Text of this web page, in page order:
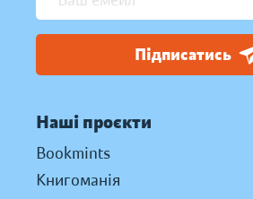
Підписатись
Наші проєкти
Bookmints
Книгоманія